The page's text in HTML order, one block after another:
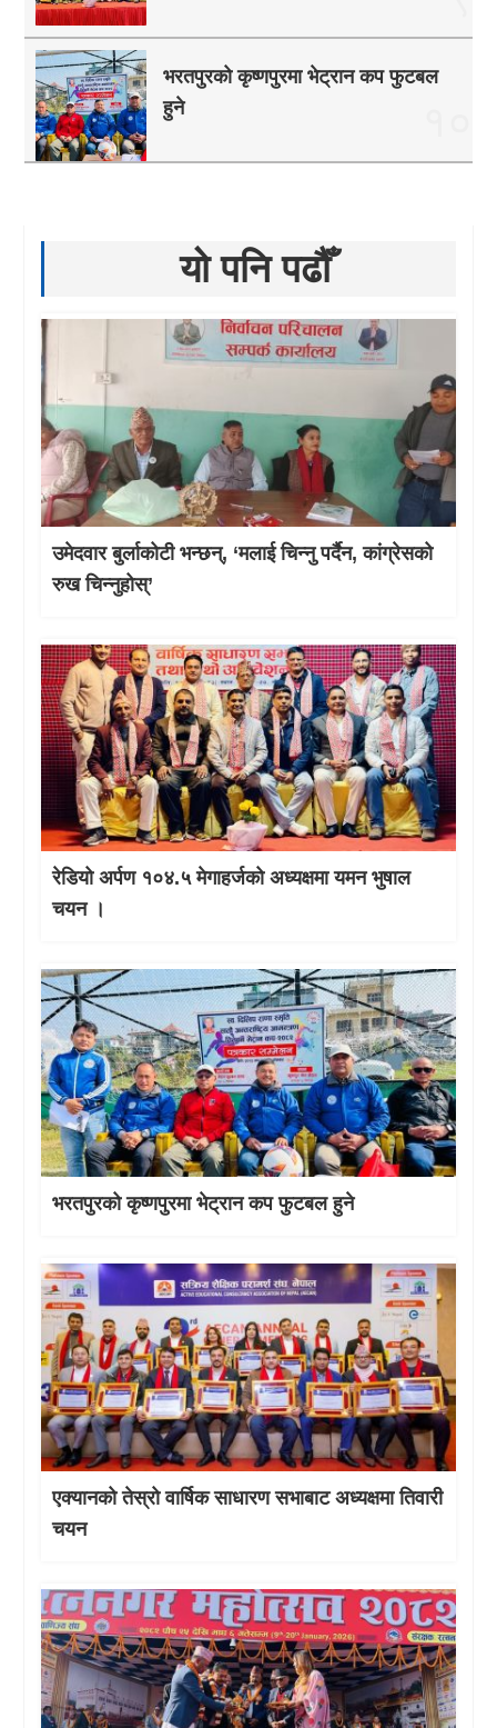
भरतपुरको कृष्णपुरमा भेट्रान कप फुटबल
हुने
यो पनि पढौँ
उमेदवार बुर्लाकोटी भन्छन्, ‘मलाई चिन्नु पर्दैन, कांग्रेसको
रुख चिन्नुहोस्’
रेडियो अर्पण १०४.५ मेगाहर्जको अध्यक्षमा यमन भुषाल
चयन ।
भरतपुरको कृष्णपुरमा भेट्रान कप फुटबल हुने
एक्यानको तेस्रो वार्षिक साधारण सभाबाट अध्यक्षमा तिवारी
चयन